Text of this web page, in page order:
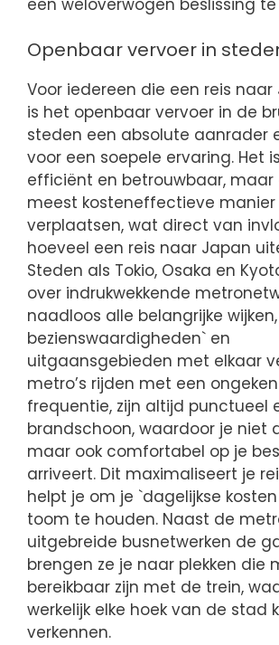
Openbaar vervoer in
Voor iedereen die een reis
is het openbaar vervoer in de
steden een absolute aanrader
voor een soepele ervaring. Het
efficiënt en betrouwbaar, maar
meest kosteneffectieve
verplaatsen, wat direct van
hoeveel een reis naar Japan
Steden als Tokio, Osaka en
over indrukwekkende
naadloos alle belangrijke
bezienswaardigheden` en
uitgaansgebieden met elkaar
metro’s rijden met een
frequentie, zijn altijd punctueel
brandschoon, waardoor je niet
maar ook comfortabel op je
arriveert. Dit maximaliseert je
helpt je om je `dagelijkse
toom te houden. Naast de
uitgebreide busnetwerken de
brengen ze je naar plekken die
bereikbaar zijn met de trein,
werkelijk elke hoek van de stad
verkennen.